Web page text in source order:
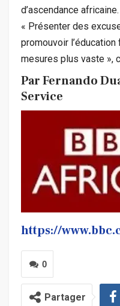
d’ascendance africaine.
« Présenter des
promouvoir
mesures plus vaste »,
Par Fernando
Service
https://
0
Partager